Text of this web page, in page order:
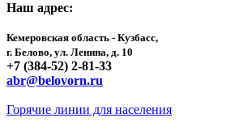
Наш адрес:
Кемеровская область - Кузбасс,
г. Белово, ул. Ленина, д. 10
+7 (384-52) 2-81-33
abr@belovorn.ru
Горячие линии для населения